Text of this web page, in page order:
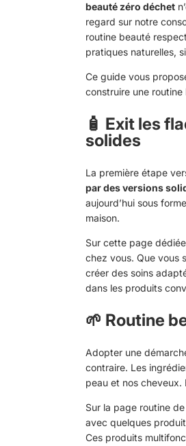
beauté zéro déchet
regard sur notre
routine beauté
pratiques naturelles,
Ce guide vous
construire une
🧴 Exit les
solides
La première étape
par des versions
aujourd’hui sous
maison.
Sur cette page
chez vous. Que vous
créer des soins
dans les produits
🌱 Routine
Adopter une
contraire. Les
peau et nos cheveux.
Sur la page routine
avec quelques
Ces produits